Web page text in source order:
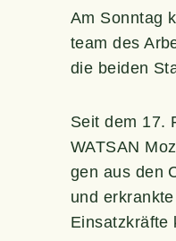
Am Sonn­tag
team des
die bei­den
Seit dem 17.
WATSAN
gen aus den
und
Ein­satz­kräf­te